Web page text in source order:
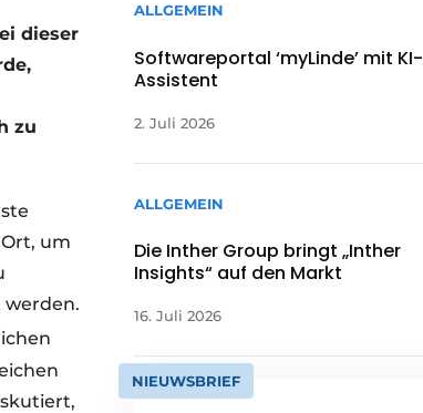
dieser
zu
um
werden.
ALLGEMEIN
Softwareportal ‘myLinde’ mit KI-
Assistent
2. Juli 2026
ALLGEMEIN
Die Inther Group bringt „Inther
Insights“ auf den Markt
16. Juli 2026
NIEUWSBRIEF